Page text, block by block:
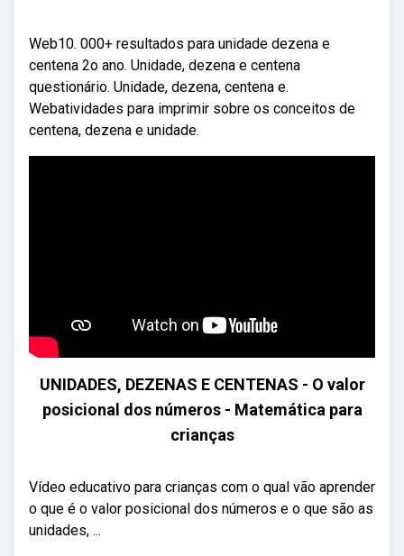
Web10. 000+ resultados para unidade dezena e
centena 2o ano. Unidade, dezena e centena
questionário. Unidade, dezena, centena e.
Webatividades para imprimir sobre os conceitos de
centena, dezena e unidade.
UNIDADES, DEZENAS E CENTENAS - O valor
posicional dos números - Matemática para
crianças
Vídeo educativo para crianças com o qual vão aprender
o que é o valor posicional dos números e o que são as
unidades, ...